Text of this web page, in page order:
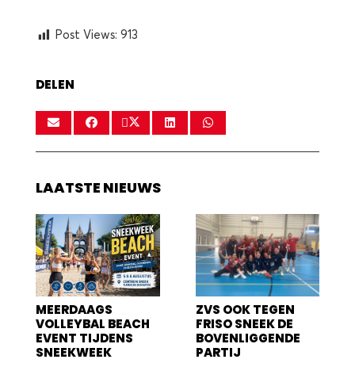
Post Views: 913
DELEN
LAATSTE NIEUWS
MEERDAAGS
VOLLEYBAL BEACH
EVENT TIJDENS
SNEEKWEEK
ZVS OOK TEGEN
FRISO SNEEK DE
BOVENLIGGENDE
PARTIJ